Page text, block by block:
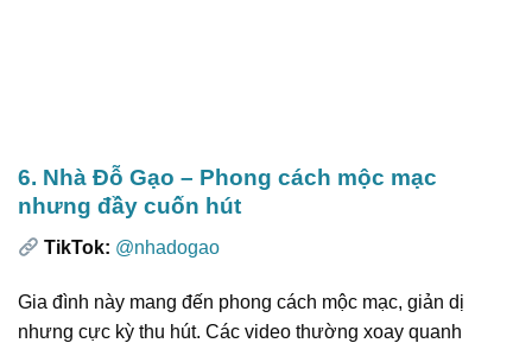
6. Nhà Đỗ Gạo – Phong cách mộc mạc
nhưng đầy cuốn hút
TikTok: @nhadogao
Gia đình này mang đến phong cách mộc mạc, giản dị
nhưng cực kỳ thu hút. Các video thường xoay quanh